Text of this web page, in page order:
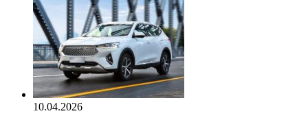
10.04.2026